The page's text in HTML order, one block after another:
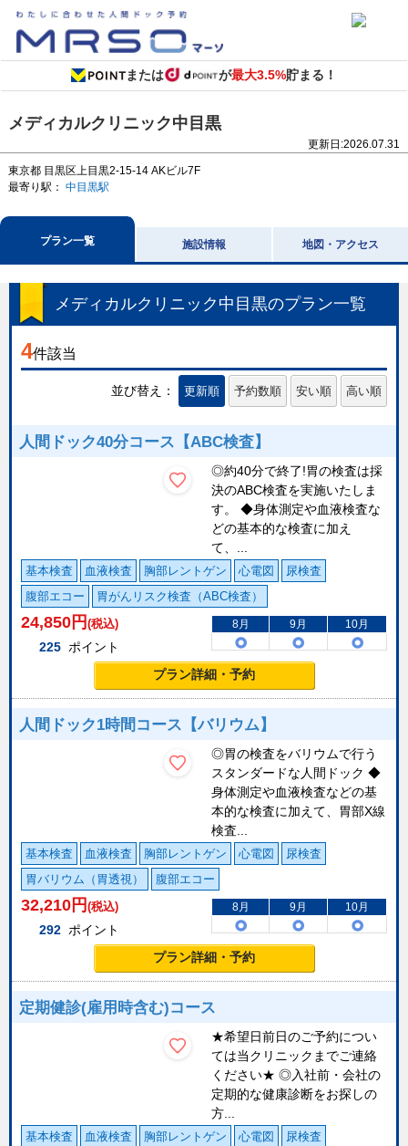
または が最大3.5%貯まる！
メディカルクリニック中目黒
更新日:2026.07.31
東京都 目黒区上目黒2-15-14 AKビル7F
最寄り駅： 中目黒駅
プラン一覧 施設情報 地図・アクセス
メディカルクリニック中目黒のプラン一覧
4件該当
並び替え： 更新順 予約数順 安い順 高い順
人間ドック40分コース【ABC検査】
◎約40分で終了!胃の検査は採
決のABC検査を実施いたしま
す。 ◆身体測定や血液検査な
どの基本的な検査に加え
て、...
基本検査 血液検査 胸部レントゲン 心電図
尿検査
腹部エコー
胃がんリスク検査（ABC検査）
24,850 円 (税込)
225 ポイント
8月 9月 10月
プラン詳細・予約
人間ドック1時間コース【バリウム】
◎胃の検査をバリウムで行う
スタンダードな人間ドック ◆
身体測定や血液検査などの基
本的な検査に加えて、胃部X線
検査...
基本検査 血液検査 胸部レントゲン 心電図
尿検査
胃バリウム（胃透視）
腹部エコー
32,210 円 (税込)
292 ポイント
8月 9月 10月
プラン詳細・予約
定期健診(雇用時含む)コース
★希望日前日のご予約につい
ては当クリニックまでご連絡
ください★ ◎入社前・会社の
定期的な健康診断をお探しの
方...
基本検査 血液検査 胸部レントゲン 心電図 尿検査